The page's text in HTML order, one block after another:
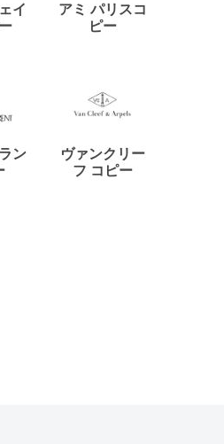
イ
アミ パリスコ
ピー
ン
ヴァンクリー
フ コピー